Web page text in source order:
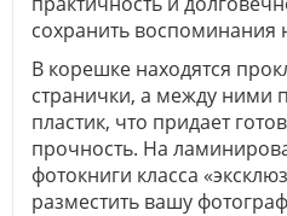
сохранить воспоминания
В корешке находятся
странички, а между ними
пластик, что придает
прочность. На
фотокниги класса
разместить вашу